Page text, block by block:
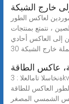
خارج الشبكة
لعاكس الطور
كيلو واط في الصين ، نتمتع بمنتجات
إلى العاكس أحادي
خارج الشبكة 30
عاكس الطاقة
ةنخاسلا تامالعلا : 3kw خارج الشبكة الشمسية العاكس 2kw خارج
العاكس للطاقة
الشمسي المصغر